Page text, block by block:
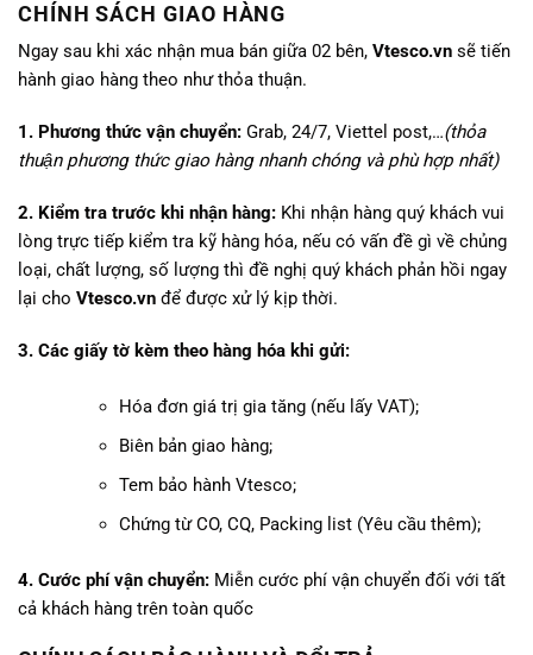
CHÍNH SÁCH GIAO HÀNG
Ngay sau khi xác nhận mua bán giữa 02 bên, Vtesco.vn sẽ tiến
hành giao hàng theo như thỏa thuận.
1. Phương thức vận chuyển: Grab, 24/7, Viettel post,…(thỏa
thuận phương thức giao hàng nhanh chóng và phù hợp nhất)
2. Kiểm tra trước khi nhận hàng: Khi nhận hàng quý khách vui
lòng trực tiếp kiểm tra kỹ hàng hóa, nếu có vấn đề gì về chủng
loại, chất lượng, số lượng thì đề nghị quý khách phản hồi ngay
lại cho Vtesco.vn để được xử lý kịp thời.
3. Các giấy tờ kèm theo hàng hóa khi gửi:
Hóa đơn giá trị gia tăng (nếu lấy VAT);
Biên bản giao hàng;
Tem bảo hành Vtesco;
Chứng từ CO, CQ, Packing list (Yêu cầu thêm);
4. Cước phí vận chuyển: Miễn cước phí vận chuyển đối với tất
cả khách hàng trên toàn quốc